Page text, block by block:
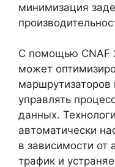
минимизация
С помощью CNAF
может
управлять
данных.
автоматически
в зависимости от
трафик и